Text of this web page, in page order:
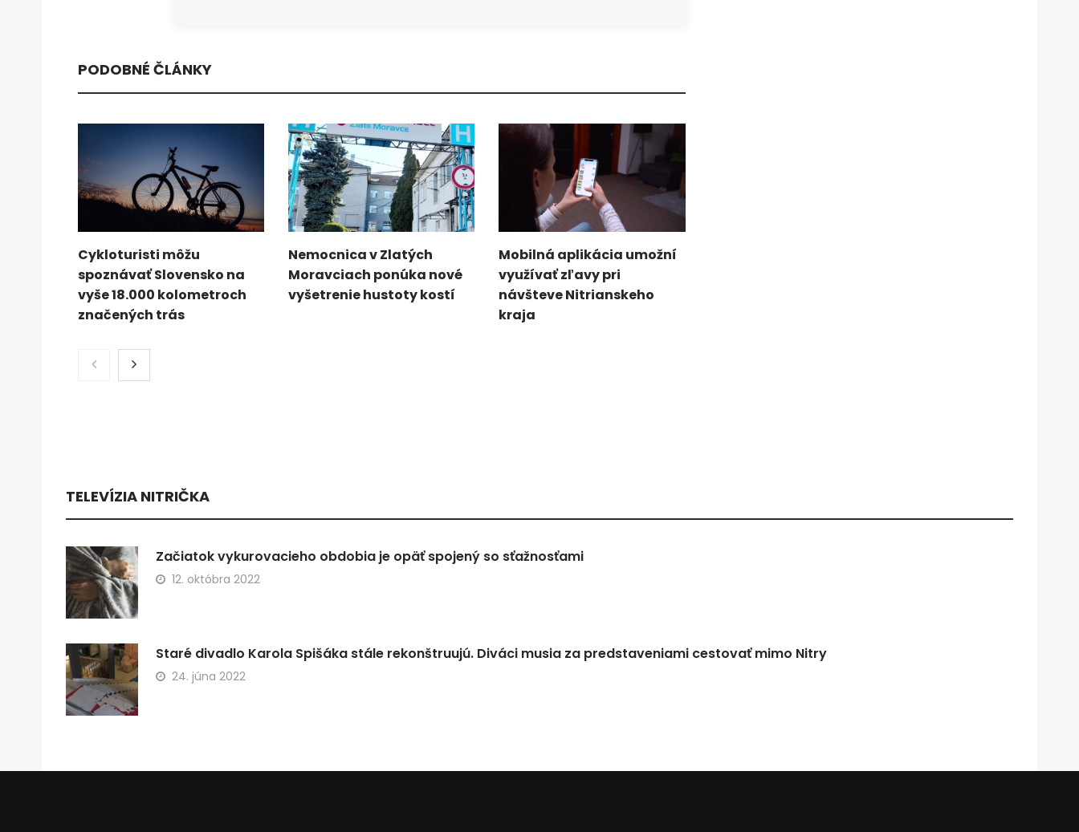
PODOBNÉ ČLÁNKY
Cykloturisti môžu
spoznávať Slovensko na
vyše 18.000 kolometroch
značených trás
Nemocnica v Zlatých
Moravciach ponúka nové
vyšetrenie hustoty kostí
Mobilná aplikácia umožní
využívať zľavy pri
návšteve Nitrianskeho
kraja
TELEVÍZIA NITRIČKA
Začiatok vykurovacieho obdobia je opäť spojený so sťažnosťami
12. októbra 2022
Staré divadlo Karola Spišáka stále rekonštruujú. Diváci musia za predstaveniami cestovať mimo Nitry
24. júna 2022